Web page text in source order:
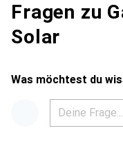
Fragen zu
Solar
Was möchtest du